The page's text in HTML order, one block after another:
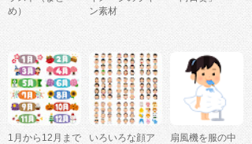
め）
ン素材
1月から12月まで
いろいろな顔ア
扇風機を服の中